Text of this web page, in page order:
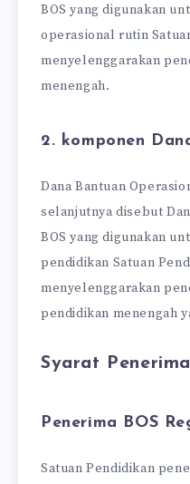
BOS yang digunakan
operasional rutin
menyelenggarakan
menengah.
2. komponen
Dana Bantuan
selanjutnya disebut
BOS yang digunakan
pendidikan Satuan
menyelenggarakan
pendidikan menengah
Syarat
Penerima BOS
Satuan Pendidikan